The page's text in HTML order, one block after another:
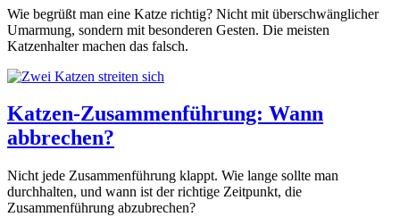
Wie begrüßt man eine Katze richtig? Nicht mit überschwänglicher
Umarmung, sondern mit besonderen Gesten. Die meisten
Katzenhalter machen das falsch.
Katzen-Zusammenführung: Wann
abbrechen?
Nicht jede Zusammenführung klappt. Wie lange sollte man
durchhalten, und wann ist der richtige Zeitpunkt, die
Zusammenführung abzubrechen?